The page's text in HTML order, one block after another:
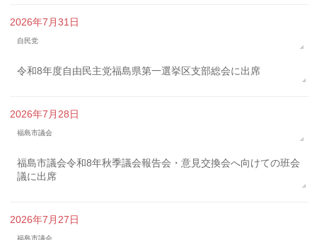
2026年7月31日
自民党
令和8年度自由民主党福島県第一選挙区支部総会に出席
2026年7月28日
福島市議会
福島市議会令和8年秋季議会報告会・意見交換会へ向けての班会
議に出席
2026年7月27日